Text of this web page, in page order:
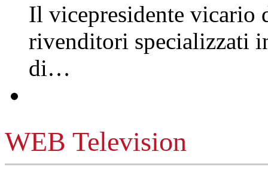
Il vicepresidente vicario
rivenditori specializzati
di…
WEB Television